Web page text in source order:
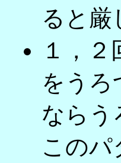
ると厳
１，
をうろ
ならう
このパ